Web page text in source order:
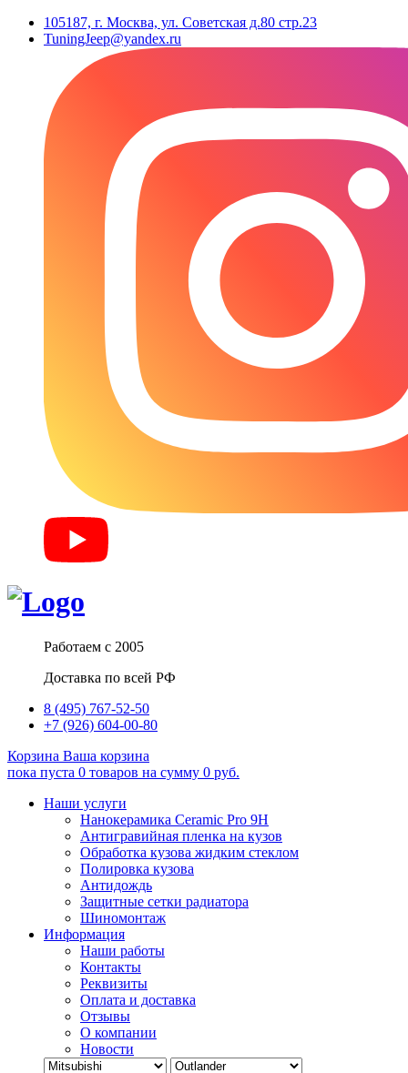
105187, г. Москва, ул. Советская д.80 стр.23
TuningJeep@yandex.ru
Работаем с 2005
Доставка по всей РФ
8 (495) 767-52-50
+7 (926) 604-00-80
Корзина Ваша корзина
пока пуста 0 товаров на сумму 0 руб.
Наши услуги
Нанокерамика Ceramic Pro 9H
Антигравийная пленка на кузов
Обработка кузова жидким стеклом
Полировка кузова
Антидождь
Защитные сетки радиатора
Шиномонтаж
Информация
Наши работы
Контакты
Реквизиты
Оплата и доставка
Отзывы
О компании
Новости